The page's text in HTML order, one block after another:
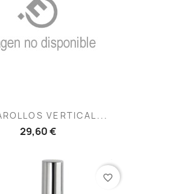
VERTICAL...
29,60 €
favorite_border